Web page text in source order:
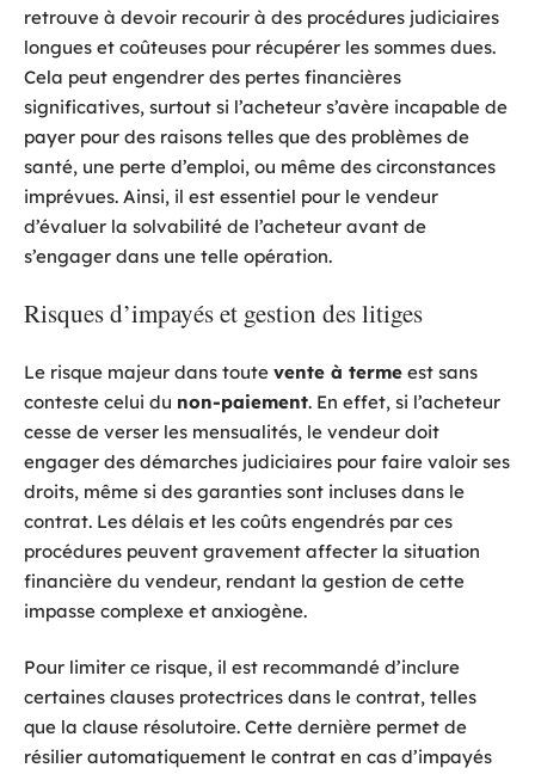
retrouve à devoir recourir à des procédures judiciaires
longues et coûteuses pour récupérer les sommes dues.
Cela peut engendrer des pertes financières
significatives, surtout si l’acheteur s’avère incapable de
payer pour des raisons telles que des problèmes de
santé, une perte d’emploi, ou même des circonstances
imprévues. Ainsi, il est essentiel pour le vendeur
d’évaluer la solvabilité de l’acheteur avant de
s’engager dans une telle opération.
Risques d’impayés et gestion des litiges
Le risque majeur dans toute vente à terme est sans
conteste celui du non-paiement. En effet, si l’acheteur
cesse de verser les mensualités, le vendeur doit
engager des démarches judiciaires pour faire valoir ses
droits, même si des garanties sont incluses dans le
contrat. Les délais et les coûts engendrés par ces
procédures peuvent gravement affecter la situation
financière du vendeur, rendant la gestion de cette
impasse complexe et anxiogène.
Pour limiter ce risque, il est recommandé d’inclure
certaines clauses protectrices dans le contrat, telles
que la clause résolutoire. Cette dernière permet de
résilier automatiquement le contrat en cas d’impayés